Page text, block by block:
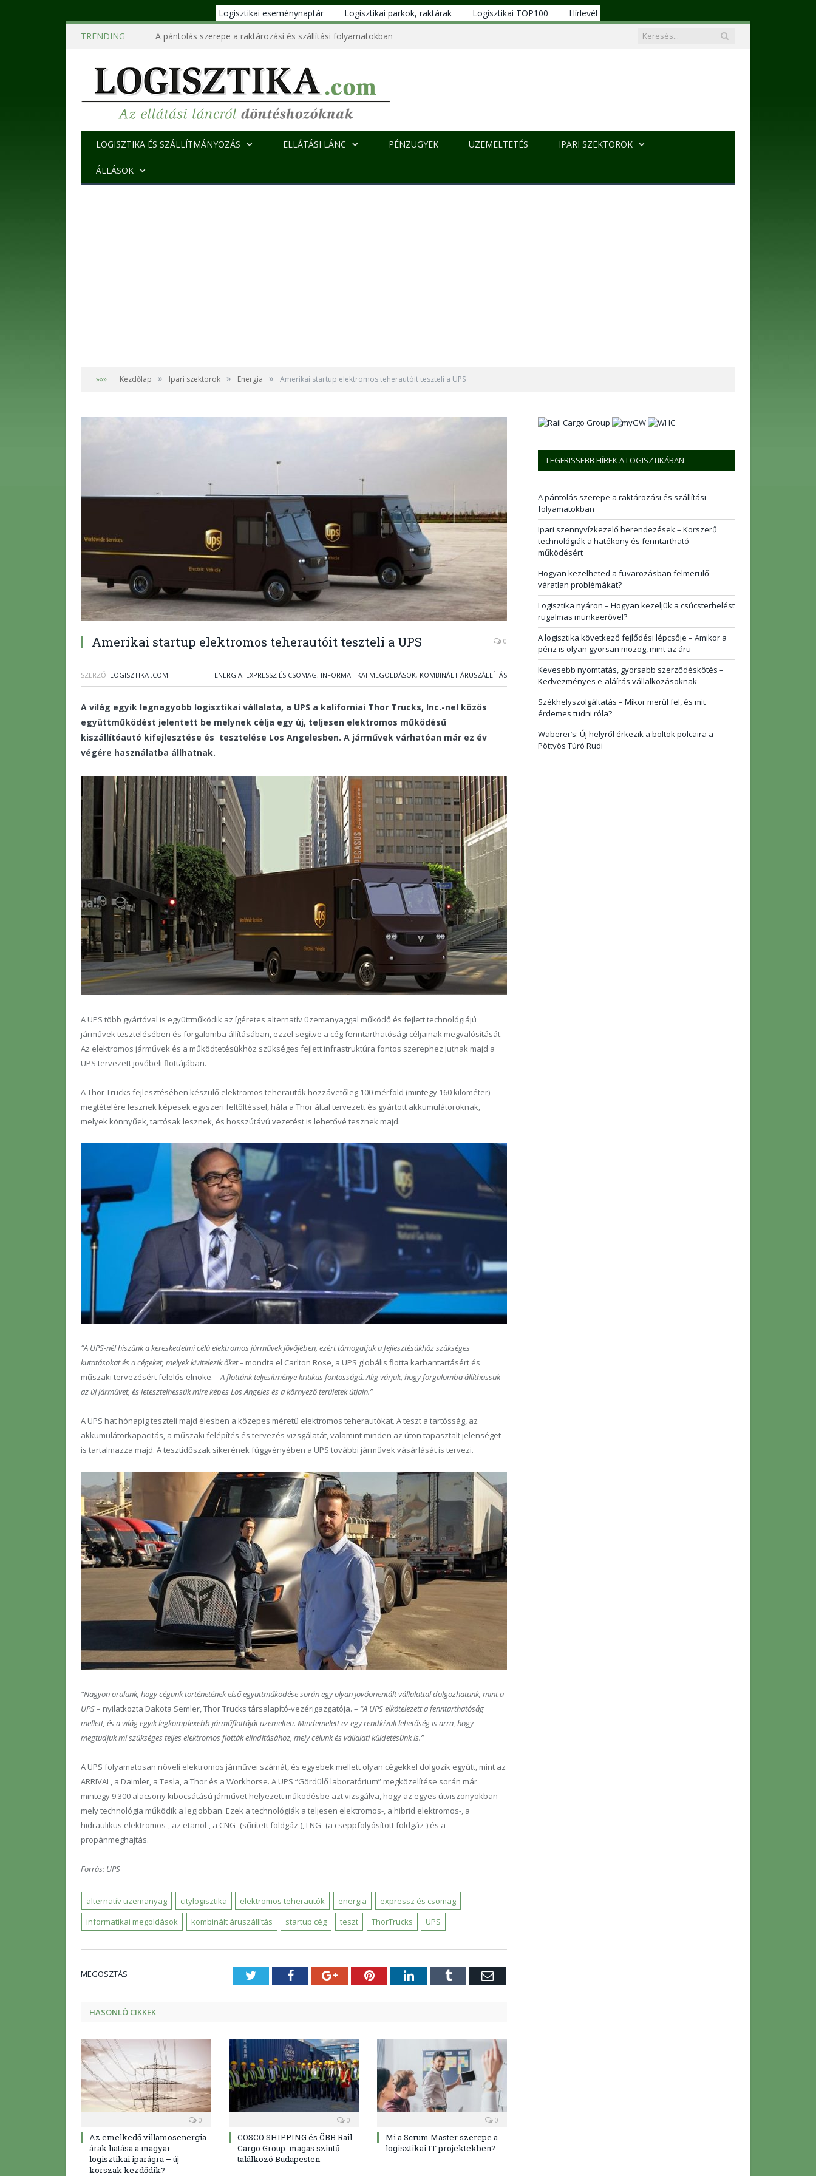
Logisztikai eseménynaptár Logisztikai parkok, raktárak Logisztikai TOP100
Hírlevél
TRENDING
A pántolás szerepe a raktározási és szállítási folyamatokban
LOGISZTIKA ÉS SZÁLLÍTMÁNYOZÁS ELLÁTÁSI LÁNC PÉNZÜGYEK ÜZEMELTETÉS IPARI SZEKTOROK
ÁLLÁSOK
»»» Kezdőlap » Ipari szektorok » Energia » Amerikai startup elektromos teherautóit teszteli a UPS
Amerikai startup elektromos teherautóit teszteli a UPS 0
SZERZŐ: LOGISZTIKA .COM ENERGIA, EXPRESSZ ÉS CSOMAG, INFORMATIKAI MEGOLDÁSOK, KOMBINÁLT ÁRUSZÁLLÍTÁS
A világ egyik legnagyobb logisztikai vállalata, a UPS a kaliforniai Thor Trucks, Inc.-nel közös
együttműködést jelentett be melynek célja egy új, teljesen elektromos működésű
kiszállítóautó kifejlesztése és tesztelése Los Angelesben. A járművek várhatóan már ez év
végére használatba állhatnak.
A UPS több gyártóval is együttműködik az ígéretes alternatív üzemanyaggal működő és fejlett technológiájú
járművek tesztelésében és forgalomba állításában, ezzel segítve a cég fenntarthatósági céljainak megvalósítását.
Az elektromos járművek és a működtetésükhöz szükséges fejlett infrastruktúra fontos szerephez jutnak majd a
UPS tervezett jövőbeli flottájában.
A Thor Trucks fejlesztésében készülő elektromos teherautók hozzávetőleg 100 mérföld (mintegy 160 kilométer)
megtételére lesznek képesek egyszeri feltöltéssel, hála a Thor által tervezett és gyártott akkumulátoroknak,
melyek könnyűek, tartósak lesznek, és hosszútávú vezetést is lehetővé tesznek majd.
“A UPS-nél hiszünk a kereskedelmi célú elektromos járművek jövőjében, ezért támogatjuk a fejlesztésükhöz szükséges
kutatásokat és a cégeket, melyek kivitelezik őket – mondta el Carlton Rose, a UPS globális flotta karbantartásért és
műszaki tervezésért felelős elnöke. – A flottánk teljesítménye kritikus fontosságú. Alig várjuk, hogy forgalomba állíthassuk
az új járművet, és letesztelhessük mire képes Los Angeles és a környező területek útjain.”
A UPS hat hónapig teszteli majd élesben a közepes méretű elektromos teherautókat. A teszt a tartósság, az
akkumulátorkapacitás, a műszaki felépítés és tervezés vizsgálatát, valamint minden az úton tapasztalt jelenséget
is tartalmazza majd. A tesztidőszak sikerének függvényében a UPS további járművek vásárlását is tervezi.
“Nagyon örülünk, hogy cégünk történetének első együttműködése során egy olyan jövőorientált vállalattal dolgozhatunk, mint a
UPS– nyilatkozta Dakota Semler, Thor Trucks társalapító-vezérigazgatója. – “A UPS elkötelezett a fenntarthatóság
mellett, és a világ egyik legkomplexebb járműflottáját üzemelteti. Mindemelett ez egy rendkívüli lehetőség is arra, hogy
megtudjuk mi szükséges teljes elektromos flották elindításához, mely célunk és vállalati küldetésünk is.”
A UPS folyamatosan növeli elektromos járművei számát, és egyebek mellett olyan cégekkel dolgozik együtt, mint az
ARRIVAL, a Daimler, a Tesla, a Thor és a Workhorse. A UPS “Gördülő laboratórium” megközelítése során már
mintegy 9.300 alacsony kibocsátású járművet helyezett működésbe azt vizsgálva, hogy az egyes útviszonyokban
mely technológia működik a legjobban. Ezek a technológiák a teljesen elektromos-, a hibrid elektromos-, a
hidraulikus elektromos-, az etanol-, a CNG- (sűrített földgáz-), LNG- (a cseppfolyósított földgáz-) és a
propánmeghajtás.
Forrás: UPS
alternatív üzemanyag citylogisztika elektromos teherautók energia
expressz és csomag
informatikai megoldások
kombinált áruszállítás startup cég teszt ThorTrucks UPS
MEGOSZTÁS TwitterFacebookGoogle+PinterestLinkedInTumblr E-
HASONLÓ CIKKEK
0
Az emelkedő villamosenergia-
árak hatása a magyar
logisztikai iparágra – új
korszak kezdődik?
0
COSCO SHIPPING és ÖBB Rail
Cargo Group: magas szintű
találkozó Budapesten
0
Mi a Scrum Master szerepe a
logisztikai IT projektekben?
LEGFRISSEBB HÍREK A LOGISZTIKÁBAN
A pántolás szerepe a raktározási és szállítási
folyamatokban
Ipari szennyvízkezelő berendezések – Korszerű
technológiák a hatékony és fenntartható
működésért
Hogyan kezelheted a fuvarozásban felmerülő
váratlan problémákat?
Logisztika nyáron – Hogyan kezeljük a csúcsterhelést
rugalmas munkaerővel?
A logisztika következő fejlődési lépcsője – Amikor a
pénz is olyan gyorsan mozog, mint az áru
Kevesebb nyomtatás, gyorsabb szerződéskötés –
Kedvezményes e-aláírás vállalkozásoknak
Székhelyszolgáltatás – Mikor merül fel, és mit
érdemes tudni róla?
Waberer’s: Új helyről érkezik a boltok polcaira a
Pöttyös Túró Rudi